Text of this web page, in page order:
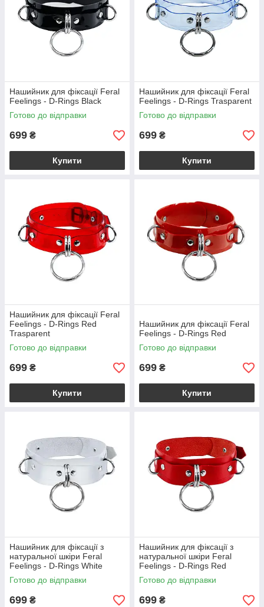
Нашийник для фіксації Feral
Feelings - D-Rings Black
Готово до відправки
699 ₴
Купити
Нашийник для фіксації Feral
Feelings - D-Rings Trasparent
Готово до відправки
699 ₴
Купити
Нашийник для фіксації Feral
Feelings - D-Rings Red
Trasparent
Готово до відправки
699 ₴
Купити
Нашийник для фіксації Feral
Feelings - D-Rings Red
Готово до відправки
699 ₴
Купити
Нашийник для фіксації з
натуральної шкіри Feral
Feelings - D-Rings White
Готово до відправки
699 ₴
Нашийник для фіксації з
натуральної шкіри Feral
Feelings - D-Rings Red
Готово до відправки
699 ₴